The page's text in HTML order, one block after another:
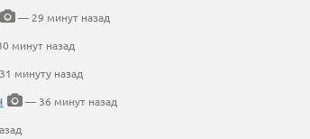
— 29 минут назад
минут назад
минуту назад
— 36 минут назад